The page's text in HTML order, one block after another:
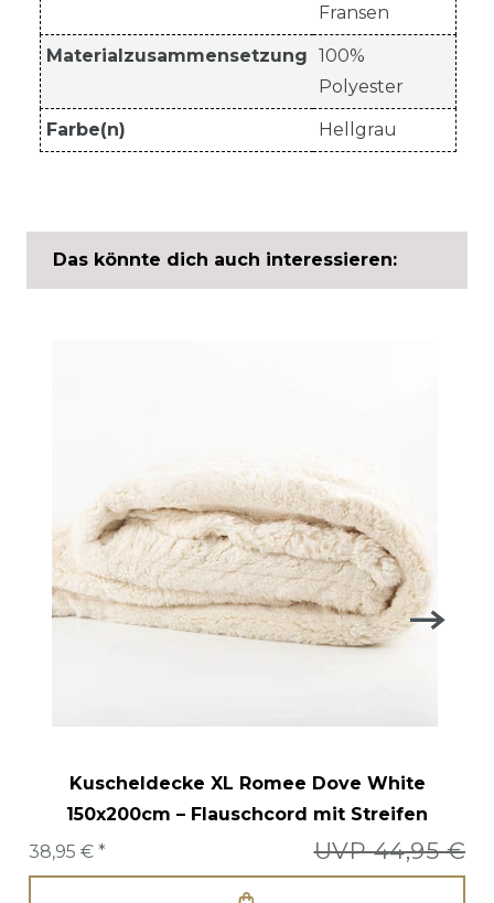
Fransen
Materialzusammensetzung 100%
Polyester
Farbe(n) Hellgrau
Das könnte dich auch interessieren:
Kuscheldecke XL Romee Dove White
150x200cm – Flauschcord mit Streifen
UVP 44,95 €
38,95 € *